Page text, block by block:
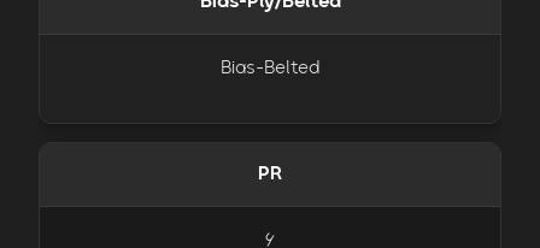
Bias-Belted
PR
6